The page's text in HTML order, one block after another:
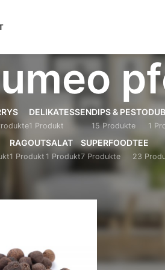
DELIKATESSEN
1 Produkt
DIPS & PESTO
15 Produkte 1
RAGOUT
1 Produkt
SALAT
1 Produkt
SUPERFOOD
7 Produkte
TEE
23
verschlagwortet mit „cumeo pfeffer“